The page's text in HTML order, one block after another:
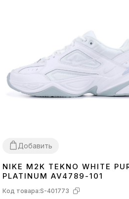
Добавить
3637 38 3940 41 434445
NIKE M2K TEKNO WHITE
PLATINUM AV4789-101
Код товара:S-401773